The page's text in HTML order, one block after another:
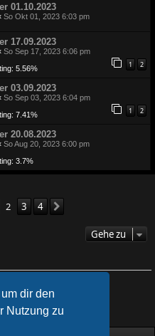
dir den
Nutzung zu
01.10.2023
So Okt 01, 2023 6:03 pm
17.09.2023
So Sep 17, 2023 6:06 pm
1 2
5.56%
03.09.2023
So Sep 03, 2023 6:04 pm
1 2
7.41%
20.08.2023
So Aug 20, 2023 6:00 pm
3.7%
2 3 4
Gehe zu
Forum erstellen.
ändern.
löschen.